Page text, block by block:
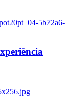
5b72a6-